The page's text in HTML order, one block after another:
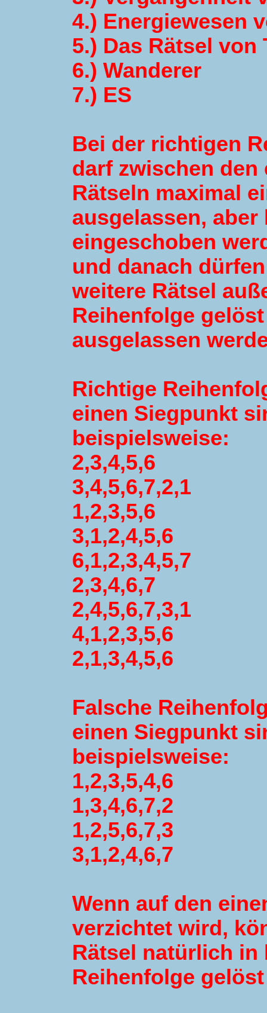
4.) Energiewesen
5.) Das Rätsel von
6.) Wanderer
7.) ES
Bei der richtigen
darf zwischen den
Rätseln maximal
ausgelassen,
eingeschoben
und danach
weitere Rätsel
Reihenfolge
ausgelassen
Richtige
einen Siegpunkt
beispielsweise:
2,3,4,5,6
3,4,5,6,7,2,1
1,2,3,5,6
3,1,2,4,5,6
6,1,2,3,4,5,7
2,3,4,6,7
2,4,5,6,7,3,1
4,1,2,3,5,6
2,1,3,4,5,6
Falsche
einen Siegpunkt
beispielsweise:
1,2,3,5,4,6
1,3,4,6,7,2
1,2,5,6,7,3
3,1,2,4,6,7
Wenn auf den
verzichtet wird,
Rätsel natürlich in
Reihenfolge